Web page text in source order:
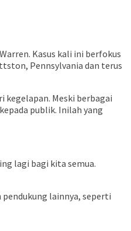
Kasus kali ini berfokus
Pennsylvania dan terus
kegelapan. Meski berbagai
publik. Inilah yang
lagi bagi kita semua.
pendukung lainnya, seperti